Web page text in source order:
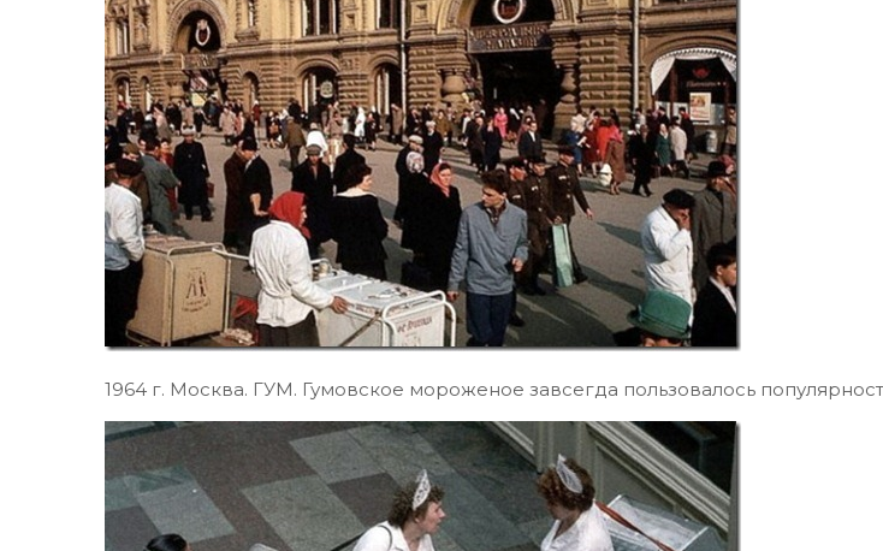
1964 г. Москва. ГУМ. Гумовское мороженое завсегда пользовалось